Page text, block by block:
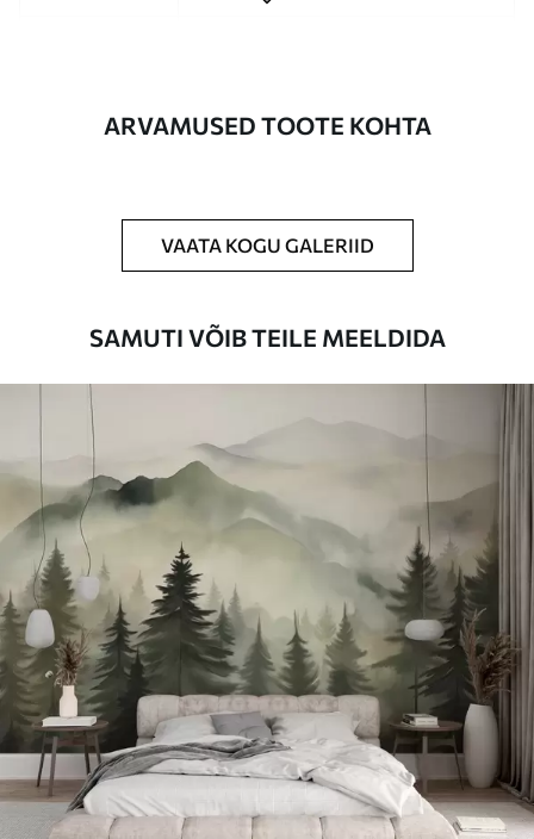
käsnaga. Lakkviimistlusega tapeedid
Saadaolevad materjalid
Standard
44.9826.99 /m²
Premium
56 .67 34.00 € /m²
Premium vinüül
65.0039 .00 €/m²
Peel and Stick
81.6749 .00
ARVAMUSED TOOTE KOHTA
VAATA KOGU GALERIID
SAMUTI VÕIB TEILE MEELDIDA